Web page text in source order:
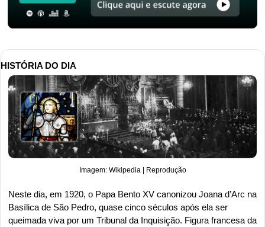
HISTÓRIA DO DIA
Imagem: Wikipedia | Reprodução
Neste dia, em 1920, o Papa Bento XV canonizou Joana d’Arc na
Basílica de São Pedro, quase cinco séculos após ela ser
queimada viva por um Tribunal da Inquisição. Figura francesa da